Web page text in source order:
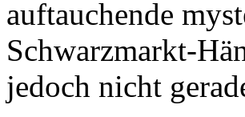
auftauchende
Schwarzmarkt-
jedoch nicht